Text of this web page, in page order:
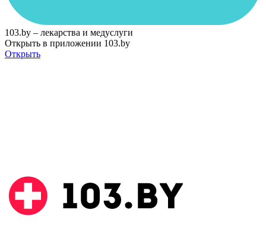
103.by – лекарства и медуслуги
Открыть в приложении 103.by
Открыть